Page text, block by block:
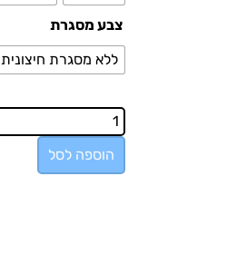
צבע מסגרת
ללא מסגרת חיצונית
הוספה לסל